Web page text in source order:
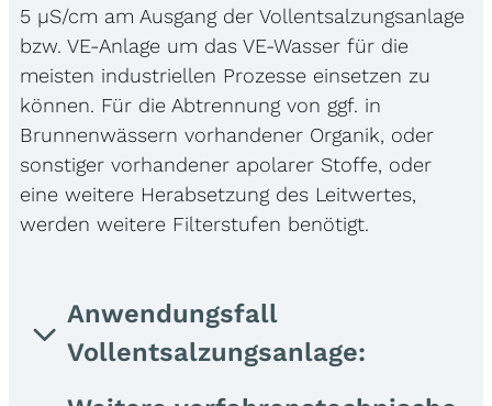
5 µS/cm am Ausgang der Vollentsalzungsanlage
bzw. VE-Anlage um das VE-Wasser für die
meisten industriellen Prozesse einsetzen zu
können. Für die Abtrennung von ggf. in
Brunnenwässern vorhandener Organik, oder
sonstiger vorhandener apolarer Stoffe, oder
eine weitere Herabsetzung des Leitwertes,
werden weitere Filterstufen benötigt.
Anwendungsfall
Vollentsalzungsanlage: